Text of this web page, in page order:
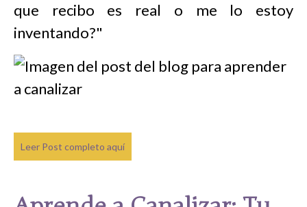
que recibo es real o me lo estoy
inventando?"
Leer Post completo aquí